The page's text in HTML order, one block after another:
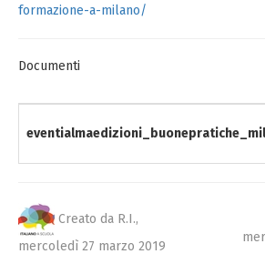
formazione-a-milano/
Documenti
Creato da R.I.,
mercoledì 27 marzo 2019